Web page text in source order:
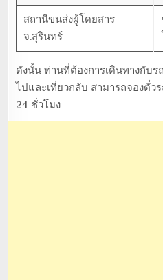
สถานีขนส่งผู้โดยสาร
จ.สุรินทร์
ดังนั้น ท่านที่ต้องการเดินทางกับ
ไปและเที่ยวกลับ สามารถจองตั๋
24 ชั่วโมง